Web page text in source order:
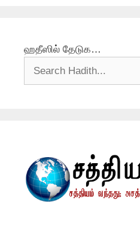
ஹதீஸில் தேடுக…